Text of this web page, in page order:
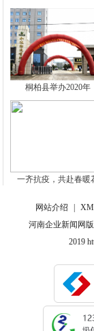
桐柏县举办2020年
一齐抗疫，共赴春暖
网站介绍
河南企业新闻网
2019